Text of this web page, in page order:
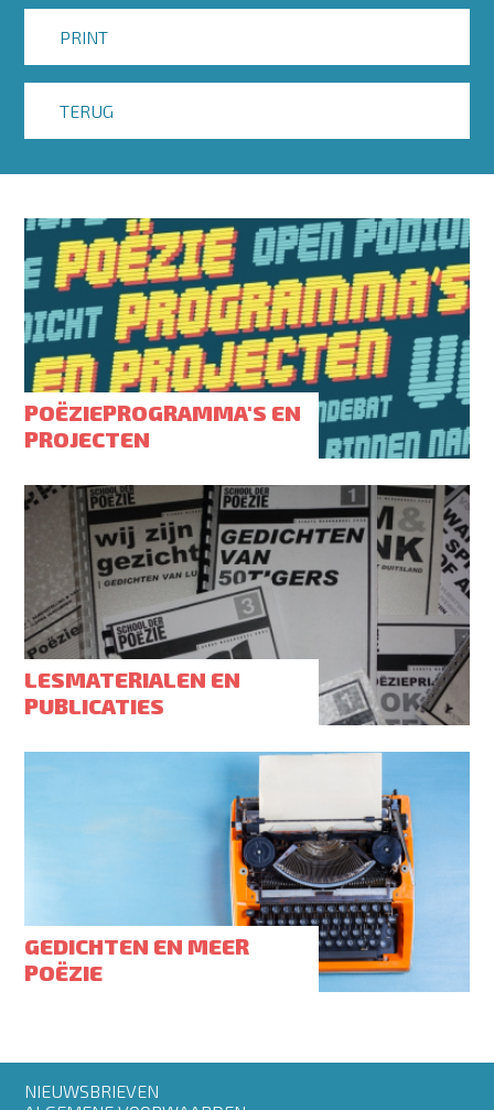
PRINT
TERUG
POËZIEPROGRAMMA'S EN
PROJECTEN
LESMATERIALEN EN
PUBLICATIES
GEDICHTEN EN MEER
POËZIE
Footer
NIEUWSBRIEVEN